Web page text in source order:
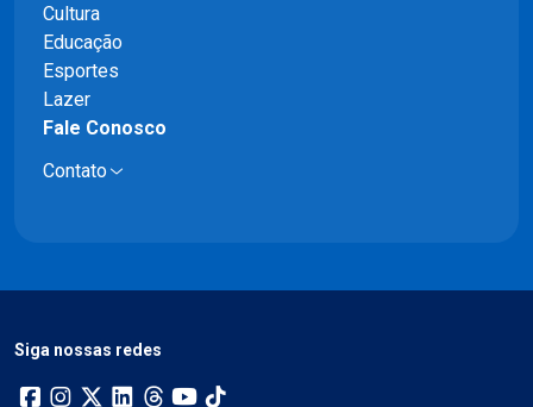
Cultura
Educação
Esportes
Lazer
Fale Conosco
Contato
Siga nossas redes